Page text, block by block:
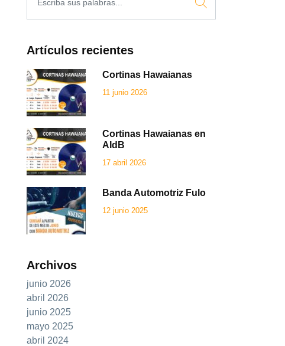
Artículos recientes
Cortinas Hawaianas
11 junio 2026
Cortinas Hawaianas en
AIdB
17 abril 2026
Banda Automotriz Fulo
12 junio 2025
Archivos
junio 2026
abril 2026
junio 2025
mayo 2025
abril 2024